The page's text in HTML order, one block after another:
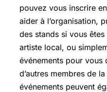
pouvez vous inscrire
aider à l’organisation,
des stands si vous
artiste local, ou
événements pour
d’autres membres de
événements peuvent